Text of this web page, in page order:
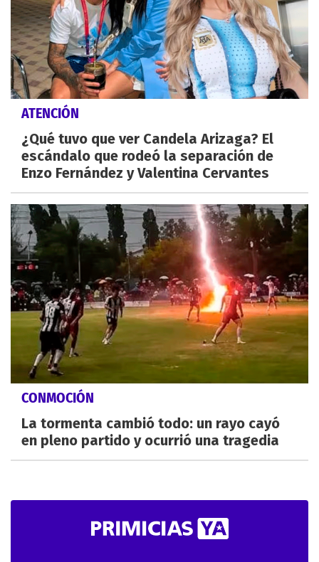
ATENCIÓN
¿Qué tuvo que ver Candela Arizaga? El
escándalo que rodeó la separación de
Enzo Fernández y Valentina Cervantes
CONMOCIÓN
La tormenta cambió todo: un rayo cayó
en pleno partido y ocurrió una tragedia